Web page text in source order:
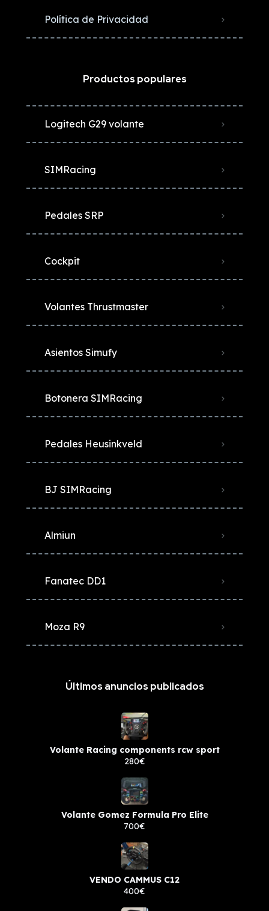
Política de Privacidad
Productos populares
Logitech G29 volante
SIMRacing
Pedales SRP
Cockpit
Volantes Thrustmaster
Asientos Simufy
Botonera SIMRacing
Pedales Heusinkveld
BJ SIMRacing
Almiun
Fanatec DD1
Moza R9
Últimos anuncios publicados
Volante Racing components rcw sport
280€
Volante Gomez Formula Pro Elite
700€
VENDO CAMMUS C12
400€